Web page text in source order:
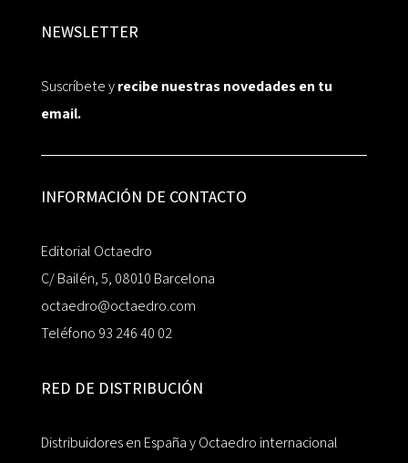
NEWSLETTER
Suscríbete yrecibe nuestras novedades en tu
email.
INFORMACIÓN DE CONTACTO
Editorial Octaedro
C/ Bailén, 5, 08010 Barcelona
octaedro@octaedro.com
Teléfono 93 246 40 02
RED DE DISTRIBUCIÓN
Distribuidores en España y Octaedro internacional